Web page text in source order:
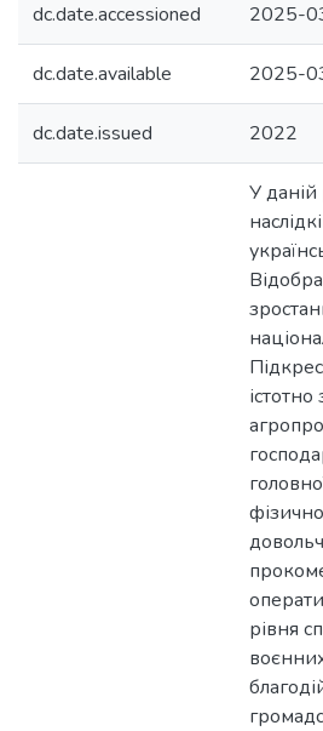
dc.date.accessioned 2025-
dc.date.available 2025-
dc.date.issued 2022
У даній
рівня